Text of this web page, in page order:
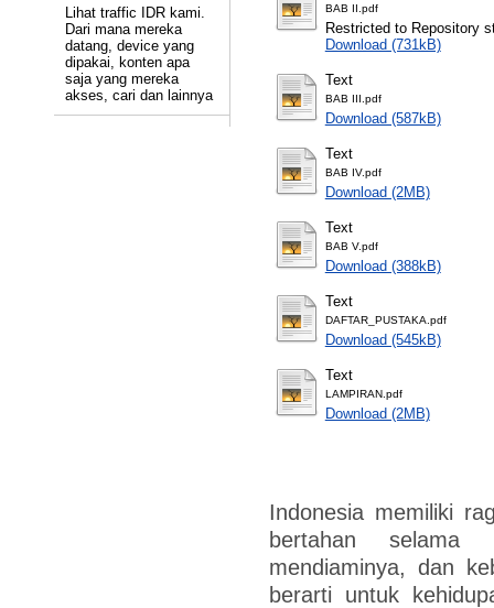
Lihat traffic IDR kami.
Dari mana mereka
datang, device yang
dipakai, konten apa
saja yang mereka
akses, cari dan lainnya
BAB II.pdf
Restricted to Repository
Download (731kB)
Text
BAB III.pdf
Download (587kB)
Text
BAB IV.pdf
Download (2MB)
Text
BAB V.pdf
Download (388kB)
Text
DAFTAR_PUSTAKA.pdf
Download (545kB)
Text
LAMPIRAN.pdf
Download (2MB)
Indonesia memiliki
bertahan
mendiaminya, dan
berarti untuk